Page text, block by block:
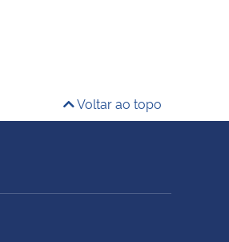
Voltar ao topo